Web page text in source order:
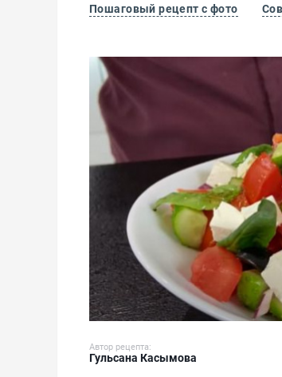
Пошаговый рецепт с фото
Греческий салат с
Автор рецепта:
Гульсана Касымова